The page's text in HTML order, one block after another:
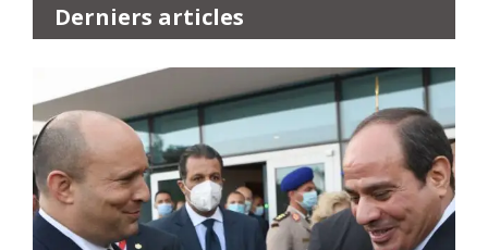
Derniers articles